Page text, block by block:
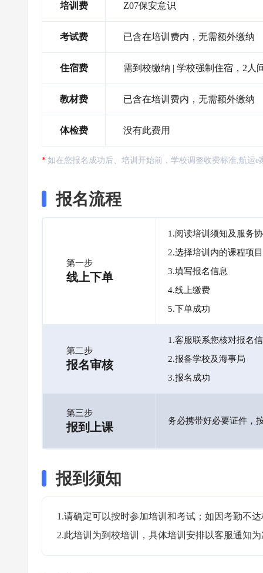
培训费 Z07保安意识
考试费 已含在培训费内，无需额外缴纳
住宿费 需到校缴纳 | 学校强制住宿，2人
教材费 已含在培训费内，无需额外缴纳
体检费 没有此费用
如在您报名成功后、培训开始前，学校调整收费标准,航运
报名流程
第一步
线上下单
1.阅读培训须知及服务
2.选择培训内的课程项目
3.填写报名信息
4.线上缴费
5.下单成功
第二步
报名审核
1.客服联系您核对报名
2.报备学校及海事局
3.报名成功
第三步
报到上课 务必携带好必要证件，
报到须知
1.请确定可以按时参加培训和考试；如因考勤不
2.此培训为到校培训，具体培训安排以客服通知